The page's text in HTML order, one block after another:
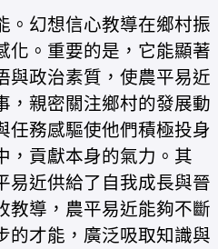
。幻想信心教導在鄉村振
化。重要的是，它能顯著
與政治素質，使農平易近
，親密關注鄉村的發展動
任務感驅使他們積極投身
，貢獻本身的氣力。其
易近供給了自我成長與晉
教導，農平易近能夠不斷
的才能，廣泛吸取知識與